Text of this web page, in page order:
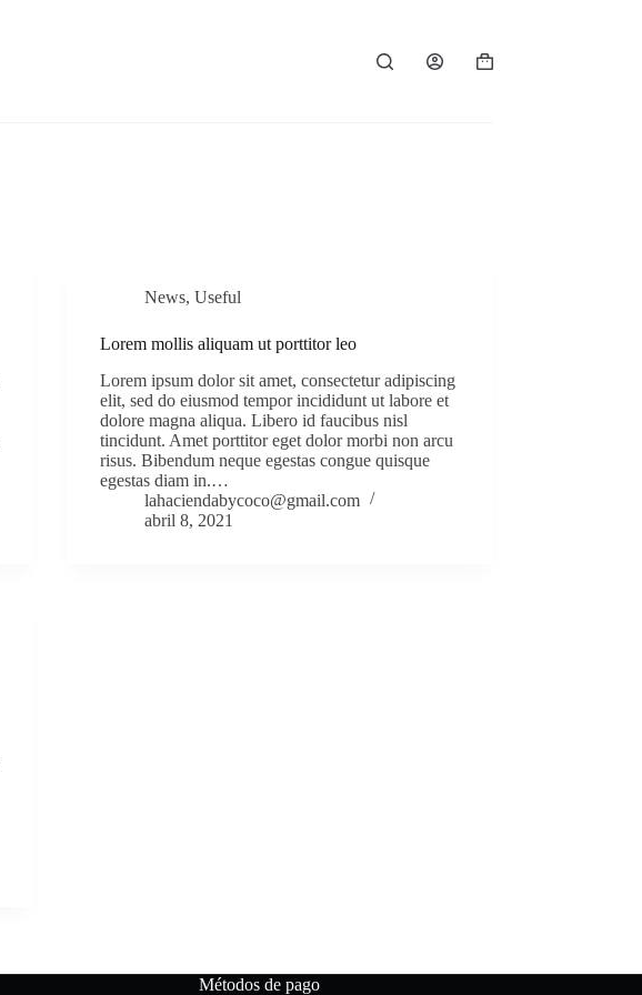
Carro
News,Useful
Lorem mollis aliquam ut porttitor leo
Lorem ipsum dolor sit amet, consectetur adipiscing
elit, sed do eiusmod tempor incididunt ut labore et
dolore magna aliqua. Libero id faucibus nisl
tincidunt. Amet porttitor eget dolor morbi non arcu
risus. Bibendum neque egestas congue quisque
egestas diam in.…
lahaciendabycoco@gmail.com
abril 8, 2021
Métodos de pago